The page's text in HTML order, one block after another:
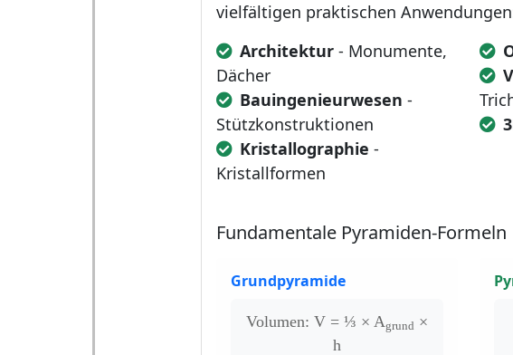
vielfältigen praktischen
Architektur- Monumente,
Dächer
Bauingenieurwesen -
Stützkonstruktionen
Kristallographie -
Kristallformen
Fundamentale Pyramiden-Formeln
Grundpyramide
Volumen: V = ⅓ × Agrund ×
h